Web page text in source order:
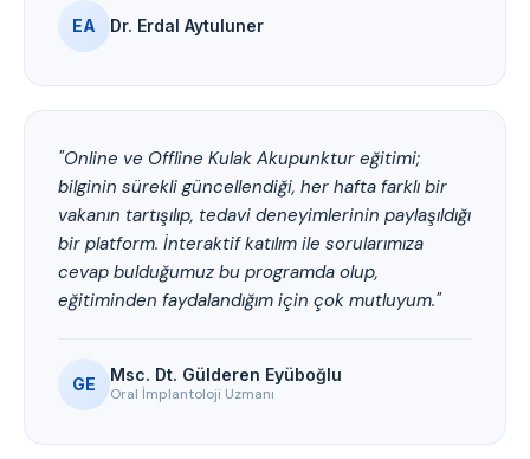
EA Dr. Erdal Aytuluner
"Online ve Offline Kulak Akupunktur eğitimi;
bilginin sürekli güncellendiği, her hafta farklı bir
vakanın tartışılıp, tedavi deneyimlerinin paylaşıldığı
bir platform. İnteraktif katılım ile sorularımıza
cevap bulduğumuz bu programda olup,
eğitiminden faydalandığım için çok mutluyum."
GE Msc. Dt. Gülderen Eyüboğlu
Oral İmplantoloji Uzmanı